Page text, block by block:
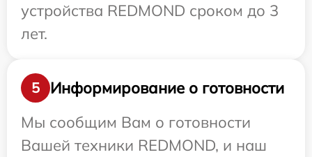
устройства REDMOND сроком до 3
лет.
5
Информирование о готовности
Мы сообщим Вам о готовности
Вашей техники REDMOND, и наш